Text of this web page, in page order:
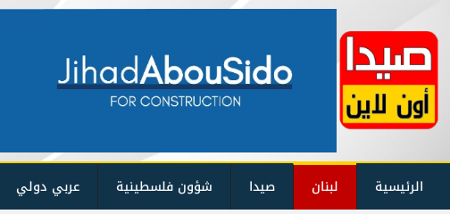
الرئيسية لبنان صيدا شؤون فلسطينية عربي دولي